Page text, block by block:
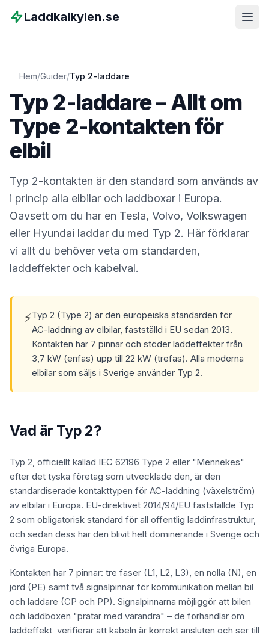
Laddkalkylen.se
Hem/Guider/Typ 2-laddare
Typ 2-laddare – Allt om
Type 2-kontakten för
elbil
Typ 2-kontakten är den standard som används av
i princip alla elbilar och laddboxar i Europa.
Oavsett om du har en Tesla, Volvo, Volkswagen
eller Hyundai laddar du med Typ 2. Här förklarar
vi allt du behöver veta om standarden,
laddeffekter och kabelval.
⚡Typ 2 (Type 2) är den europeiska standarden för
AC-laddning av elbilar, fastställd i EU sedan 2013.
Kontakten har 7 pinnar och stöder laddeffekter från
3,7 kW (enfas) upp till 22 kW (trefas). Alla moderna
elbilar som säljs i Sverige använder Typ 2.
Vad är Typ 2?
Typ 2, officiellt kallad IEC 62196 Type 2 eller "Mennekes"
efter det tyska företag som utvecklade den, är den
standardiserade kontakttypen för AC-laddning (växelström)
av elbilar i Europa. EU-direktivet 2014/94/EU fastställde Typ
2 som obligatorisk standard för all offentlig laddinfrastruktur,
och sedan dess har den blivit helt dominerande i Sverige och
övriga Europa.
Kontakten har 7 pinnar: tre faser (L1, L2, L3), en nolla (N), en
jord (PE) samt två signalpinnar för kommunikation mellan bil
och laddare (CP och PP). Signalpinnarna möjliggör att bilen
och laddboxen "pratar med varandra" – de förhandlar om
laddeffekt, verifierar att kabeln är korrekt ansluten och ser till